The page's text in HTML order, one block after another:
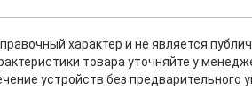
характер и не является
товара уточняйте у
устройств без предварительного